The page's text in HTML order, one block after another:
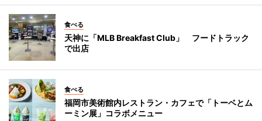
食べる
天神に「MLB Breakfast Club」 フードトラック
で出店
食べる
福岡市美術館内レストラン・カフェで「トーベとム
ーミン展」コラボメニュー